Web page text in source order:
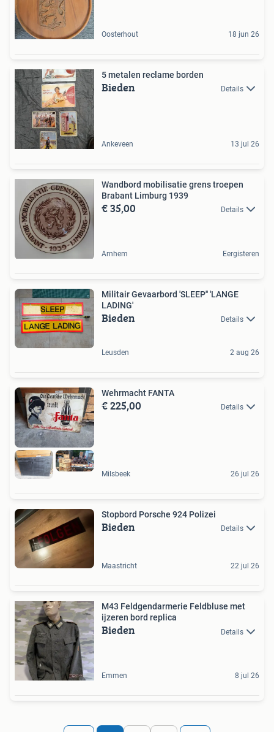
Oosterhout 18 jun 26
5 metalen reclame borden
Bieden Details
Ankeveen 13 jul 26
Wandbord mobilisatie grens troepen
Brabant Limburg 1939
€ 35,00 Details
Arnhem Eergisteren
Militair Gevaarbord 'SLEEP'' 'LANGE
LADING'
Bieden Details
Leusden 2 aug 26
Wehrmacht FANTA
€ 225,00 Details
Milsbeek 26 jul 26
Stopbord Porsche 924 Polizei
Bieden Details
Maastricht 22 jul 26
M43 Feldgendarmerie Feldbluse met
ijzeren bord replica
Bieden Details
Emmen 8 jul 26